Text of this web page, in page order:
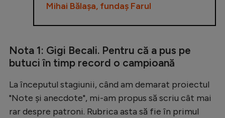
Mihai Bălașa, fundaș Farul
Nota 1: Gigi Becali. Pentru că a pus pe
butuci în timp record o campioană
La începutul stagiunii, când am demarat proiectul
"Note și anecdote", mi-am propus să scriu cât mai
rar despre patroni. Rubrica asta să fie în primul